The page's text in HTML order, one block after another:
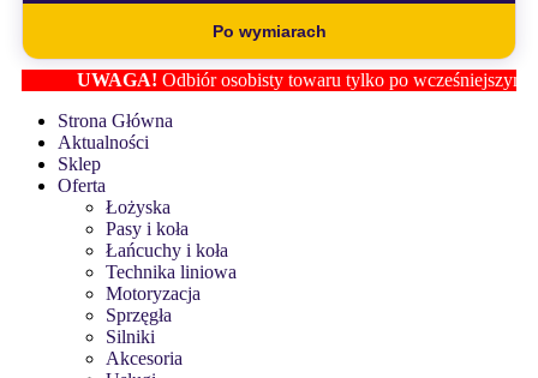
Po wymiarach
UWAGA!Odbiór osobisty towaru tylko po wcześniejszym
Strona Główna
Aktualności
Sklep
Oferta
Łożyska
Pasy i koła
Łańcuchy i koła
Technika liniowa
Motoryzacja
Sprzęgła
Silniki
Akcesoria